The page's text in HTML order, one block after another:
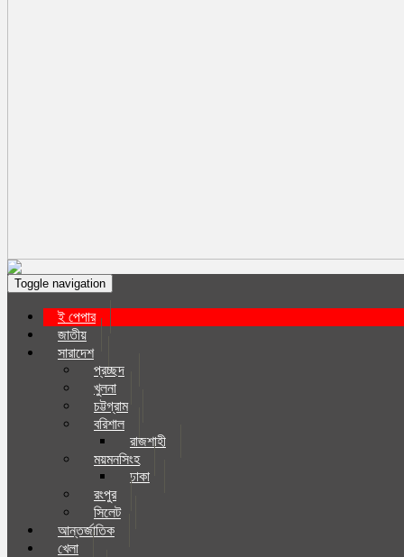
Toggle navigation
ই পেপার
জাতীয়
সারাদেশ
প্রচ্ছদ
খুলনা
চট্টগ্রাম
বরিশাল
রাজশাহী
ময়মনসিংহ
ঢাকা
রংপুর
সিলেট
আন্তর্জাতিক
খেলা